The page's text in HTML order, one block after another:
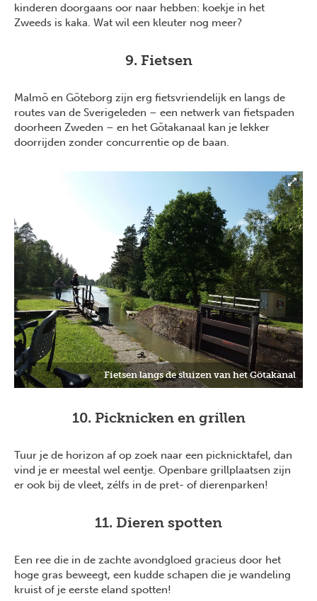
kinderen doorgaans oor naar hebben: koekje in het
Zweeds is kaka. Wat wil een kleuter nog meer?
9. Fietsen
Malmö en Göteborg zijn erg fietsvriendelijk en langs de
routes van de Sverigeleden – een netwerk van fietspaden
doorheen Zweden – en het Götakanaal kan je lekker
doorrijden zonder concurrentie op de baan.
Fietsen langs de sluizen van het Götakanal
10. Picknicken en grillen
Tuur je de horizon af op zoek naar een picknicktafel, dan
vind je er meestal wel eentje. Openbare grillplaatsen zijn
er ook bij de vleet, zélfs in de pret- of dierenparken!
11. Dieren spotten
Een ree die in de zachte avondgloed gracieus door het
hoge gras beweegt, een kudde schapen die je wandeling
kruist of je eerste eland spotten!